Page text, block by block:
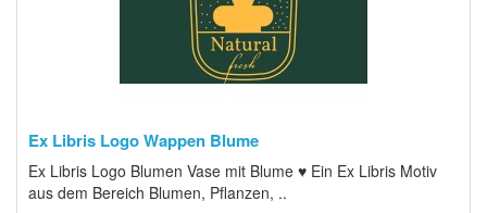
Ex Libris Logo Wappen Blume
Ex Libris Logo Blumen Vase mit Blume ♥ Ein Ex Libris Motiv
aus dem Bereich Blumen, Pflanzen, ..